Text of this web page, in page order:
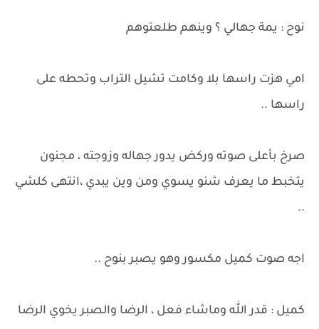
نوح : يمة جهالي ؟ وينهم طلعتوهم
امي هزت راسها بلا وكامت تشيل التراب وتحطه على
راسها ..
صرخ بأعلى صوته وركض يدور جهاله وزوجته ، مجنون
يتخبط ما يعرف شنو يسوي ومن وين يبدي ،انتهى كلشي
..
اجه صوت كميل مكسور وهو يصبر بنوح ..
كميل : قدر الله وماشاء فعل ، الرضا والصبر يخوي الرضا